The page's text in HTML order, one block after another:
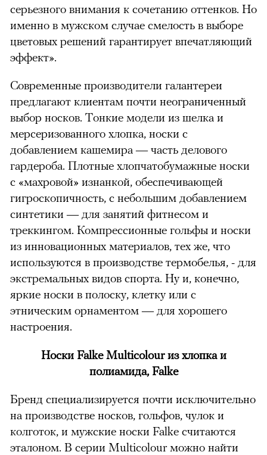
серьезного внимания к сочетанию оттенков. Но
именно в мужском случае смелость в выборе
цветовых решений гарантирует впечатляющий
эффект».
Современные производители галантереи
предлагают клиентам почти неограниченный
выбор носков. Тонкие модели из шелка и
мерсеризованного хлопка, носки с
добавлением кашемира — часть делового
гардероба. Плотные хлопчатобумажные носки
с «махровой» изнанкой, обеспечивающей
гигроскопичность, с небольшим добавлением
синтетики — для занятий фитнесом и
треккингом. Компрессионные гольфы и носки
из инновационных материалов, тех же, что
используются в производстве термобелья, - для
экстремальных видов спорта. Ну и, конечно,
яркие носки в полоску, клетку или с
этническим орнаментом — для хорошего
настроения.
Носки Falke Multicolour из хлопка и
полиамида, Falke
Бренд специализируется почти исключительно
на производстве носков, гольфов, чулок и
колготок, и мужские носки Falke считаются
эталоном. В серии Multicolour можно найти